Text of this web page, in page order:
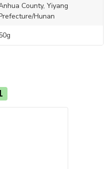
County, Yiyang
Hunan